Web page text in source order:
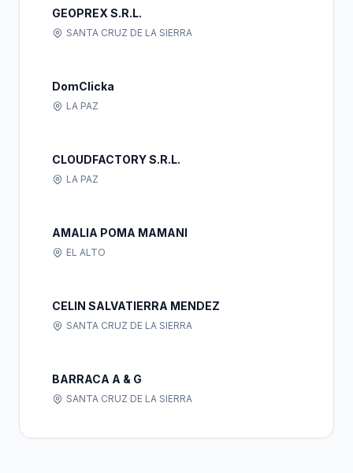
GEOPREX S.R.L.
SANTA CRUZ DE LA SIERRA
DomClicka
LA PAZ
CLOUDFACTORY S.R.L.
LA PAZ
AMALIA POMA MAMANI
EL ALTO
CELIN SALVATIERRA MENDEZ
SANTA CRUZ DE LA SIERRA
BARRACA A & G
SANTA CRUZ DE LA SIERRA